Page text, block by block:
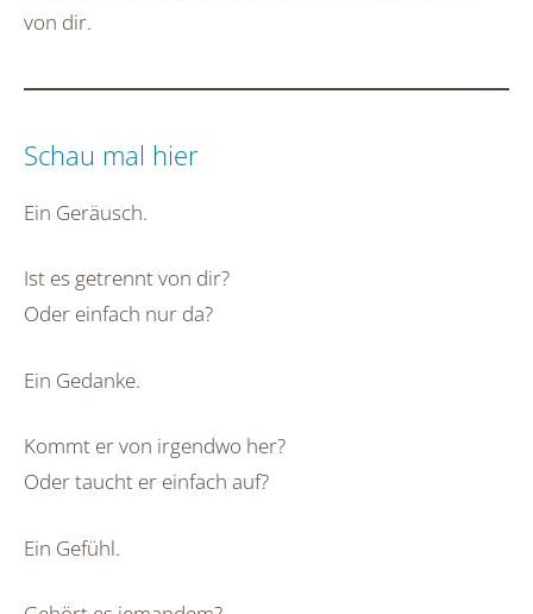
von dir.
Schau mal hier
Ein Geräusch.
Ist es getrennt von dir?
Oder einfach nur da?
Ein Gedanke.
Kommt er von irgendwo her?
Oder taucht er einfach auf?
Ein Gefühl.